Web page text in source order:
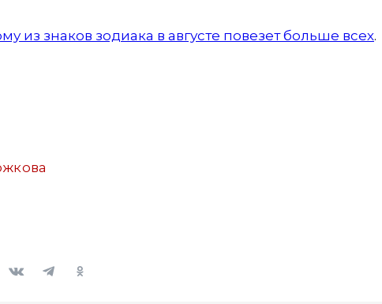
из знаков зодиака в августе повезет больше всех.